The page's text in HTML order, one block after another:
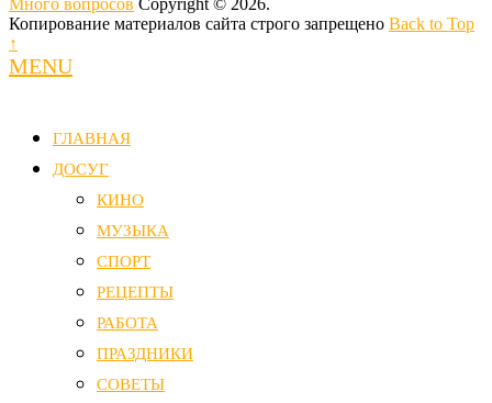
Много вопросов Copyright © 2026.
Копирование материалов сайта строго запрещено Back to Top
↑
MENU
ГЛАВНАЯ
ДОСУГ
КИНО
МУЗЫКА
СПОРТ
РЕЦЕПТЫ
РАБОТА
ПРАЗДНИКИ
СОВЕТЫ